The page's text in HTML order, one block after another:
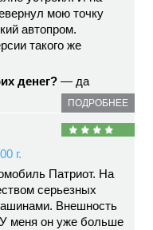
мою точку
автопром.
такого же
денег? — да
ПОДРОБНЕЕ
г.
Патриот. На
серьезных
Внешность
меня он уже больше